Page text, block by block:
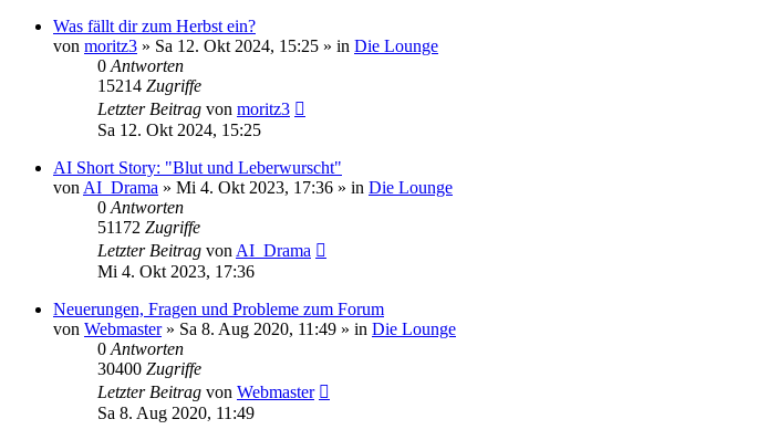
Was fällt dir zum Herbst ein?
von moritz3 » Sa 12. Okt 2024, 15:25 » in Die Lounge
0Antworten
15214 Zugriffe
Letzter Beitrag von moritz3
Sa 12. Okt 2024, 15:25
AI Short Story: "Blut und Leberwurscht"
vonAI_Drama » Mi 4. Okt 2023, 17:36 » in Die Lounge
0Antworten
51172 Zugriffe
Letzter Beitrag vonAI_Drama
Mi 4. Okt 2023, 17:36
Neuerungen, Fragen und Probleme zum Forum
von Webmaster» Sa 8. Aug 2020, 11:49 » in Die Lounge
0Antworten
30400 Zugriffe
Letzter Beitrag von Webmaster
Sa 8. Aug 2020, 11:49